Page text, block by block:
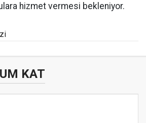
hizmet vermesi bekleniyor.
KAT